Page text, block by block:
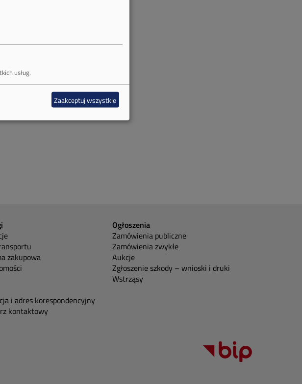
zakupowa
Ogłoszenia
Zamówienia publiczne
Zamówienia zwykłe
Aukcje
Zgłoszenie szkody – wnioski i druki
Wstrząsy
i adres korespondencyjny
kontaktowy
usług.
Zaakceptuj wszystkie